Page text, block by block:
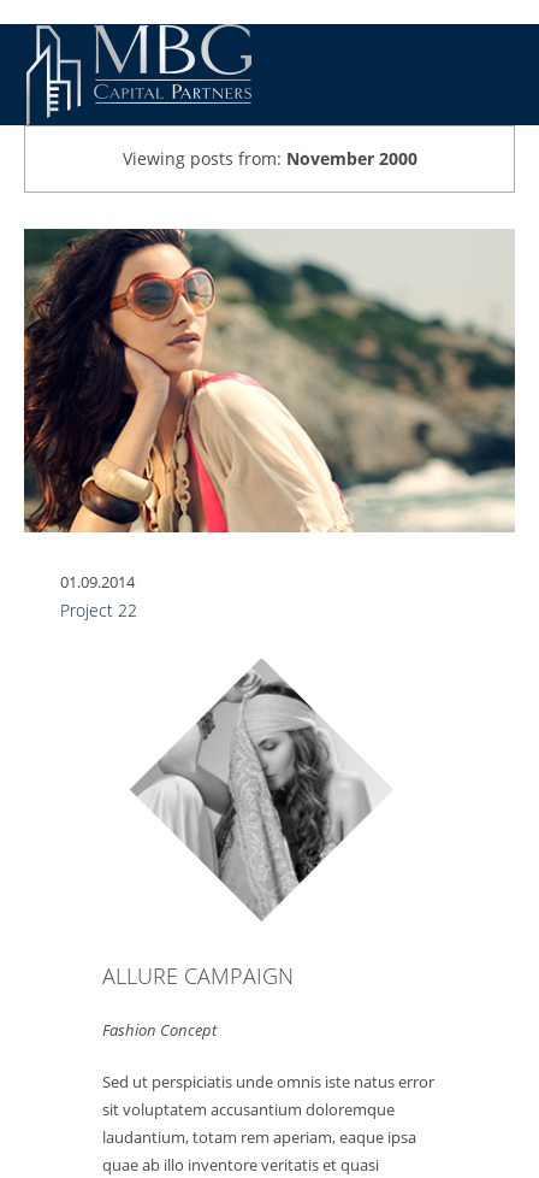
Viewing posts from: November 2000
01.09.2014
Project 22
ALLURE CAMPAIGN
Fashion Concept
Sed ut perspiciatis unde omnis iste natus error
sit voluptatem accusantium doloremque
laudantium, totam rem aperiam, eaque ipsa
quae ab illo inventore veritatis et quasi